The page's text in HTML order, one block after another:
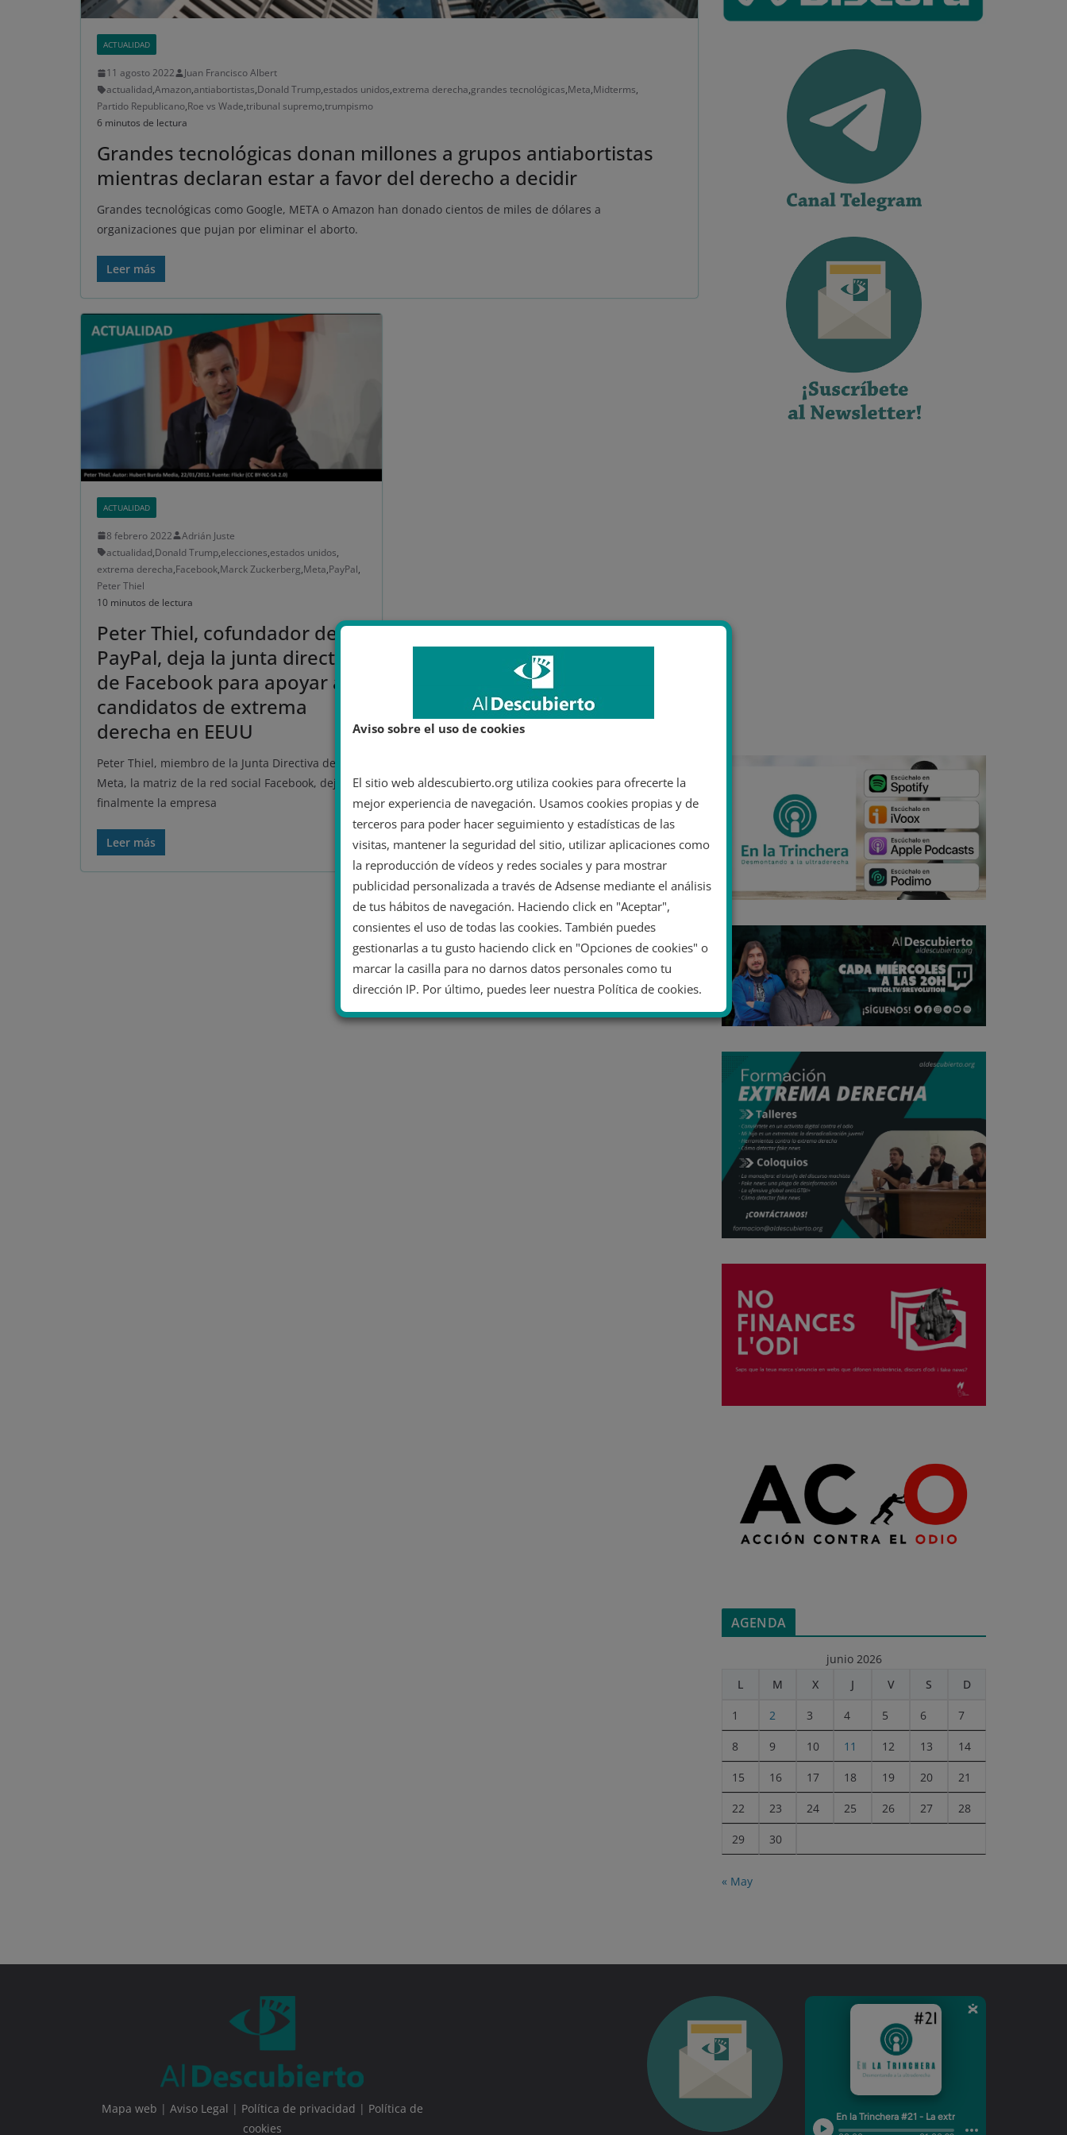
ACTUALIDAD
11 agosto 2022
Juan Francisco Albert
actualidad,Amazon,antiabortistas,Donald Trump,estados unidos,extrema derecha,grandes tecnológicas,Meta,Midterms,
Partido Republicano,Roe vs Wade,tribunal supremo,trumpismo
6 minutos de lectura
Grandes tecnológicas donan millones a grupos antiabortistas
mientras declaran estar a favor del derecho a decidir
Grandes tecnológicas como Google, META o Amazon han donado cientos de miles de dólares a
organizaciones que pujan por eliminar el aborto.
Leer más
ACTUALIDAD
8 febrero 2022
Adrián Juste
actualidad,Donald Trump,elecciones,estados unidos,
extrema derecha,Facebook,Marck Zuckerberg,Meta,PayPal,
Peter Thiel
10 minutos de lectura
Peter Thiel, cofundador de
PayPal, deja la junta directiva
de Facebook para apoyar a
candidatos de extrema
derecha en EEUU
Peter Thiel, miembro de la Junta Directiva de
Meta, la matriz de la red social Facebook, dejará
finalmente la empresa
Leer más
AGENDA
junio 2026
L
M X J V S D
1 2 3 4 5 6 7
8 9 10 11 12 13 14
15 16 17 18 19 20 21
22 23 24 25 26 27 28
29 30
« May
Mapa web | Aviso Legal | Política de privacidad | Política de
cookies
Aviso sobre el uso de cookies
El sitio web aldescubierto.org utiliza cookies para ofrecerte la
mejor experiencia de navegación. Usamos cookies propias y de
terceros para poder hacer seguimiento y estadísticas de las
visitas, mantener la seguridad del sitio, utilizar aplicaciones como
la reproducción de vídeos y redes sociales y para mostrar
publicidad personalizada a través de Adsense mediante el análisis
de tus hábitos de navegación. Haciendo click en "Aceptar",
consientes el uso de todas las cookies. También puedes
gestionarlas a tu gusto haciendo click en "Opciones de cookies" o
marcar la casilla para no darnos datos personales como tu
dirección IP. Por último, puedes leer nuestra Política de cookies.